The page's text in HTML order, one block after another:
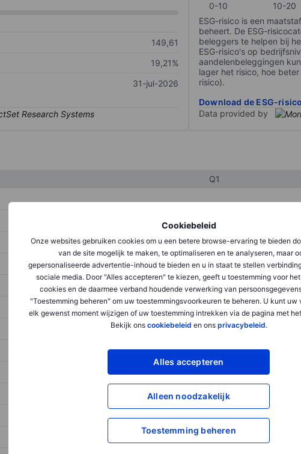
Cookiebeleid
Onze websites gebruiken cookies om u een betere browse-ervaring te bieden
van de site mogelijk te maken, te optimaliseren en te analyseren, maar
gepersonaliseerde advertentie-inhoud te bieden en u in staat te stellen
sociale media. Door "Alles accepteren" te kiezen, geeft u toestemming voor
cookies en de daarmee verband houdende verwerking van
"Toestemming beheren" om uw toestemmingsvoorkeuren te beheren. U kunt uw
elk gewenst moment wijzigen of uw toestemming intrekken via de pagina met
Bekijk ons cookiebeleid en ons privacybeleid.
Alles accepteren
Alleen noodzakelijk
Toestemming beheren
149,61
19,21%
31-jul-2026
0-10 10-20
ESG-risico is een
beheert. De ESG-
beleggers te helpen bij
ESG-risico's op
aandelenbeleggingen
lager het risico, hoe
risico).
Download de ESG-
Data provided by
Q1
XXXXXXX
XXXXXXX
XXXXXXX
XXXXXXX
XXXXXXX
XXXXXXX
XXXXXXX
om